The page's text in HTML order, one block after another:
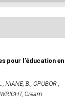
pour l'éducation en
, NIANE, B., OPUBOR ,
WRIGHT, Cream